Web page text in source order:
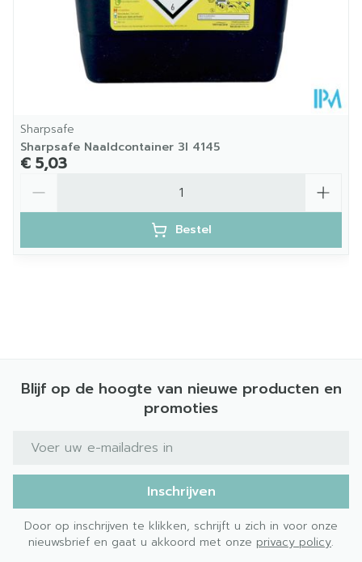
Sharpsafe
Sharpsafe Naaldcontainer 3l 4145
€ 5,03
Bestel
Blijf op de hoogte van nieuwe producten en
promoties
E-mail adres
Inschrijven
Door op inschrijven te klikken, schrijft u zich in voor onze
nieuwsbrief en gaat u akkoord met onze privacy policy.